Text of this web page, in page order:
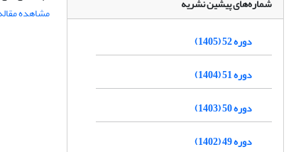
مشاهده
دوره 52 (1405)
دوره 51 (1404)
دوره 50 (1403)
دوره 49 (1402)